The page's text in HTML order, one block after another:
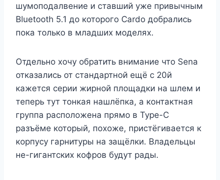
шумоподалвение и ставший уже привычным
Bluetooth 5.1 до которого Cardo добрались
пока только в младших моделях.
Отдельно хочу обратить внимание что Sena
отказались от стандартной ещё с 20й
кажется серии жирной площадки на шлем и
теперь тут тонкая нашлёпка, а контактная
группа расположена прямо в Type-C
разъёме который, похоже, пристёгивается к
корпусу гарнитуры на защёлки. Владельцы
не-гигантских кофров будут рады.